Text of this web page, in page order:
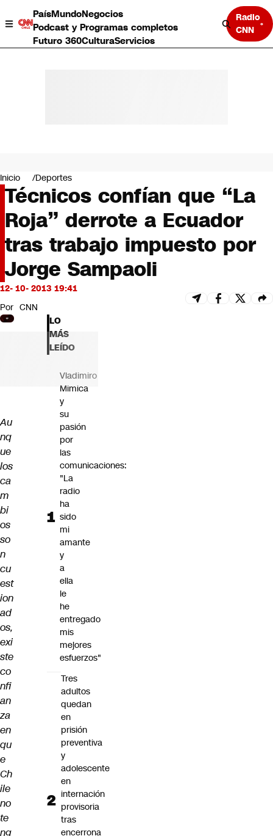
PaísMundoNegocios
Podcast y Programas completos
Futuro 360CulturaServicios
Radio
CNN
Negocios
Deportes
Programas completos
Cultura
Servicios
Bits
CNN tiempo
Futuro 360
Inicio Deportes
Técnicos confían que “La
Roja” derrote a Ecuador
tras trabajo impuesto por
Jorge Sampaoli
12- 10- 2013 19:41
Por CNN
Au
nq
ue
los
ca
m
bi
os
so
n
cu
est
ion
ad
os,
exi
ste
co
nfi
an
za
en
qu
e
Ch
ile
no
te
ng
LO
MÁS
LEÍDO
Vladimiro
Mimica
y
su
pasión
por
las
comunicaciones:
"La
radio
ha
sido
mi
amante
y
a
ella
le
he
entregado
mis
mejores
esfuerzos"
Tres
adultos
quedan
en
prisión
preventiva
y
adolescente
en
internación
provisoria
tras
encerrona